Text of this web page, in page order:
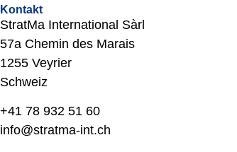
Kontakt
StratMa International Sàrl
57a Chemin des Marais
1255 Veyrier
Schweiz
+41 78 932 51 60
info@stratma-int.ch